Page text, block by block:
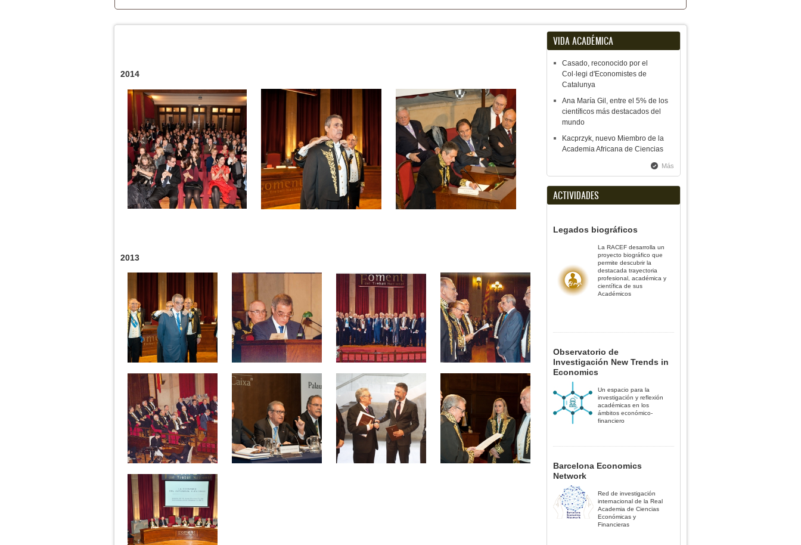
2014
2013
VIDA ACADÉMICA
Casado, reconocido por el
Col·legi d'Economistes de
Catalunya
Ana María Gil, entre el 5% de los
científicos más destacados del
mundo
Kacprzyk, nuevo Miembro de la
Academia Africana de Ciencias
Más
ACTIVIDADES
Legados biográficos
La RACEF desarrolla un
proyecto biográfico que
permite descubrir la
destacada trayectoria
profesional, académica y
científica de sus
Académicos
Observatorio de
Investigación New Trends in
Economics
Un espacio para la
investigación y reflexión
académicas en los
ámbitos económico-
financiero
Barcelona Economics
Network
Red de investigación
internacional de la Real
Academia de Ciencias
Económicas y
Financieras